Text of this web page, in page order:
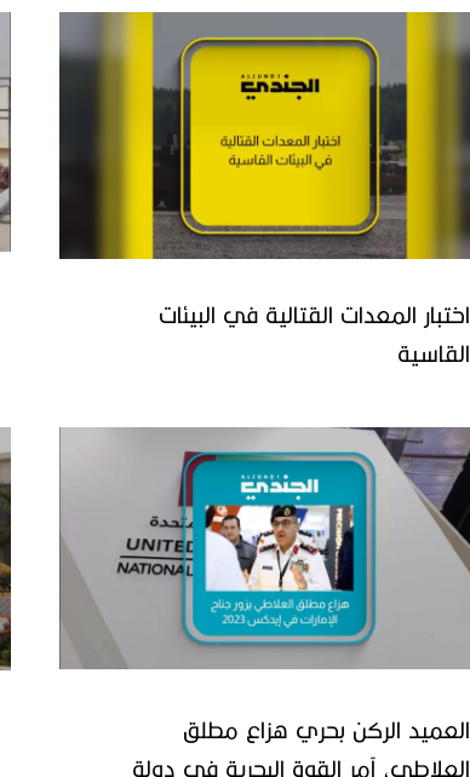
اختبار المعدات القتالية في البيئات
القاسية
العميد الركن بحري هزاع مطلق
العلاطي، آمر القوة البحرية في دولة